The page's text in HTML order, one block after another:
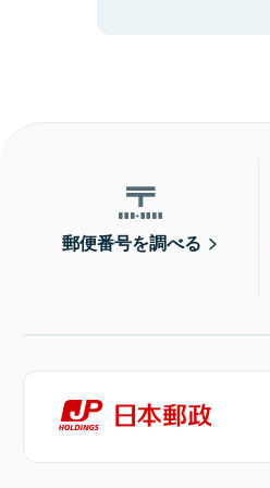
郵便番号を調べる